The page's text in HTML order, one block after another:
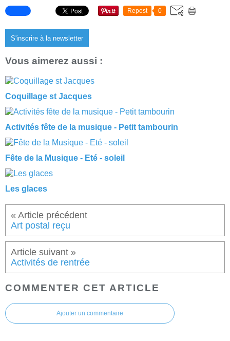
Repost 0
S'inscrire à la newsletter
Vous aimerez aussi :
Coquillage st Jacques
Activités fête de la musique - Petit tambourin
Fête de la Musique - Eté - soleil
Les glaces
Art postal reçu
Activités de rentrée
COMMENTER CET ARTICLE
Ajouter un commentaire